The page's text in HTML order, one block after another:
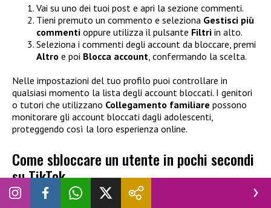
Vai su uno dei tuoi post e apri la sezione commenti.
Tieni premuto un commento e seleziona Gestisci più
commenti oppure utilizza il pulsante Filtri in alto.
Seleziona i commenti degli account da bloccare, premi
Altro e poi Blocca account , confermando la scelta.
Nelle impostazioni del tuo profilo puoi controllare in
qualsiasi momento la lista degli account bloccati. I genitori
o tutori che utilizzano Collegamento familiare possono
monitorare gli account bloccati dagli adolescenti,
proteggendo così la loro esperienza online.
Come sbloccare un utente in pochi secondi
su TikTok